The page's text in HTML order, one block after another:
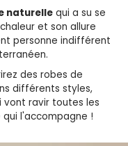
naturelle qui a su se
et son allure
personne indifférent
des robes de
différents styles,
ravir toutes les
l'accompagne !